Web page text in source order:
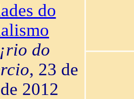
do
do
, 23 de
2012